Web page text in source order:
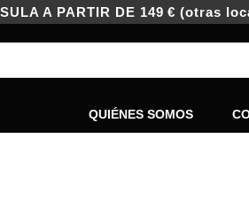
A PARTIR DE 149 € (otras
QUIÉNES SOMOS